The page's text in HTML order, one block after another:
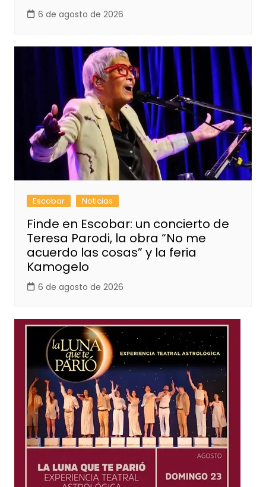
6 de agosto de 2026
Escobar Noticias
Finde en Escobar: un concierto de
Teresa Parodi, la obra “No me
acuerdo las cosas” y la feria
Kamogelo
6 de agosto de 2026